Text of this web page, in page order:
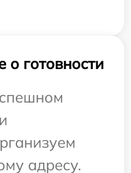
готовности
адресу.